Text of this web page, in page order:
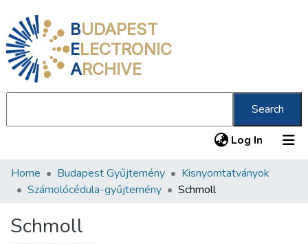
BUDAPEST
ELECTRONIC
ARCHIVE
Search
Log In (current)
Communities & Collections
Statistics
Home Budapest Gyűjtemény
Kisnyomtatványok
Számolócédula-gyűjtemény
Schmoll
Schmoll